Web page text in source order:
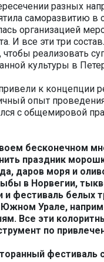
разных
саморазвитию в
организацией
И все эти три
реализовать
культуры в
к концепции
опыт
с общемировой
бесконечном
праздник
даров моря и
в Норвегии,
и фестиваль белых
Урале,
Все эти
по
фестиваль